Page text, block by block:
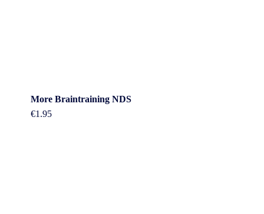
More Braintraining NDS
€1.95